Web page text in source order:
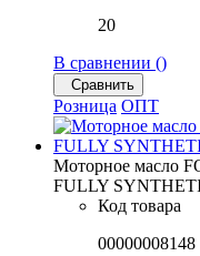
20
В сравнении ()
Сравнить
Розница ОПТ
Моторное масло
FULLY
Код товара
00000008148